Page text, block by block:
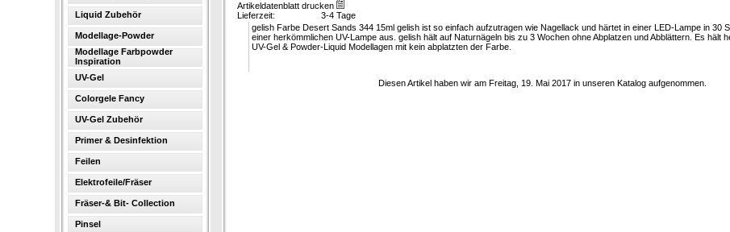
Liquid Zubehör
Modellage-Powder
Modellage Farbpowder
Inspiration
UV-Gel
Colorgele Fancy
UV-Gel Zubehör
Primer & Desinfektion
Feilen
Elektrofeile/Fräser
Fräser-& Bit- Collection
Pinsel
Artikeldatenblatt drucken
Lieferzeit:
3-4 Tage
gelish Farbe Desert Sands 344 15ml gelish ist so einfach aufzutragen wie Nagellack und härtet in einer LED-Lampe in 30
einer herkömmlichen UV-Lampe aus. gelish hält auf Naturnägeln bis zu 3 Wochen ohne Abplatzen und Abblättern. Es hält
UV-Gel & Powder-Liquid Modellagen mit kein abplatzten der Farbe.
Diesen Artikel haben wir am Freitag, 19. Mai 2017 in unseren Katalog aufgenommen.